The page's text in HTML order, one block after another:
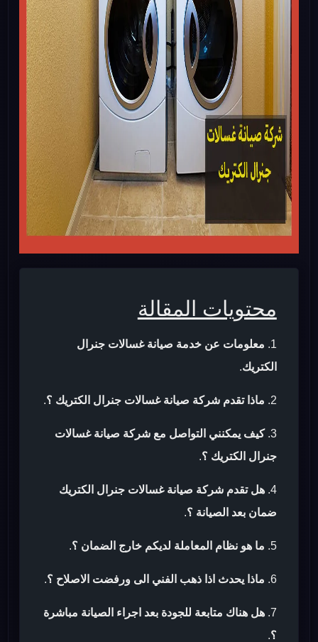
محتويات المقالة
معلومات عن خدمة صيانة غسالات جنرال
الكتريك.
ماذا تقدم شركة صيانة غسالات جنرال الكتريك ؟.
كيف يمكنني التواصل مع شركة صيانة غسالات
جنرال الكتريك ؟.
هل تقدم شركة صيانة غسالات جنرال الكتريك
ضمان بعد الصيانة ؟.
ما هو نظام المعاملة لديكم خارج الضمان ؟.
ماذا يحدث اذا ذهب الفني الى ورفضت الاصلاح ؟.
هل هناك متابعة للجودة بعد اجراء الصيانة مباشرة
؟.